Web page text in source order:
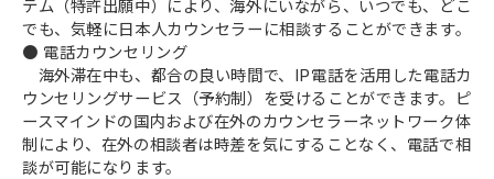
テム（特許出願中）により、海外にいながら、いつでも、どこ
でも、気軽に日本人カウンセラーに相談することができます。
● 電話カウンセリング
海外滞在中も、都合の良い時間で、IP電話を活用した電話カ
ウンセリングサービス（予約制）を受けることができます。ピ
ースマインドの国内および在外のカウンセラーネットワーク体
制により、在外の相談者は時差を気にすることなく、電話で相
談が可能になります。